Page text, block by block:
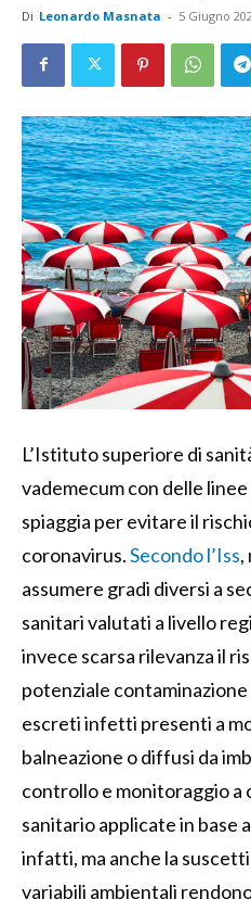
Di Leonardo Masnata - 5 Giugno
L’Istituto superiore di
vademecum con delle
spiaggia per evitare il
coronavirus.Secondo l’Iss,
assumere gradi diversi a
sanitari valutati a livello
invece scarsa rilevanza il
potenziale
escreti infetti presenti a
balneazione o diffusi da
controllo e monitoraggio a
sanitario applicate in base
infatti, ma anche la
variabili ambientali